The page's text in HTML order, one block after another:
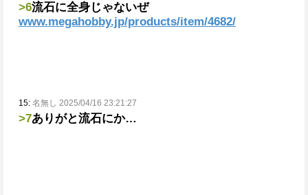
>6流石に全身じゃないぜ
www.megahobby.jp/products/item/4682/
15: 名無し 2025/04/16 23:21:27
>7ありがと流石にか…